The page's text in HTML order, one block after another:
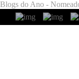
Blogs do Ano -